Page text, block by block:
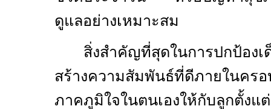
ดูแลอย่างเหมาะสม
สิ่งสำคัญที่สุดในการปกป้องเ
สร้างความสัมพันธ์ที่ดีภายในคร
ภาคภูมิใจในตนเองให้กับลูกตั้